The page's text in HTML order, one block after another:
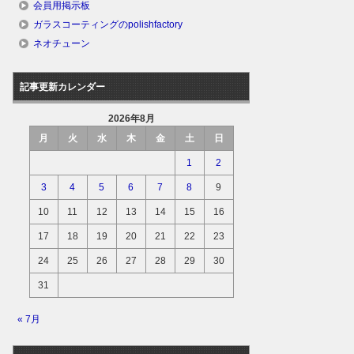
会員用掲示板
ガラスコーティングのpolishfactory
ネオチューン
記事更新カレンダー
2026年8月
月
火 水 木 金 土 日
1 2
3 4 5 6 7 8 9
10 11 12 13 14 15 16
17 18 19 20 21 22 23
24 25 26 27 28 29 30
31
« 7月